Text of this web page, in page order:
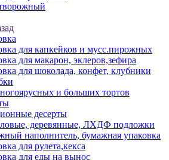
для капкейков и мусс.пирожных
для макарон, эклеров,зефира
для шоколада, конфет, клубники
и больших тортов
десерты
деревянные, ЛХДФ подложки
наполнитель, бумажная упаковка
для рулета,кекса
для еды на вынос